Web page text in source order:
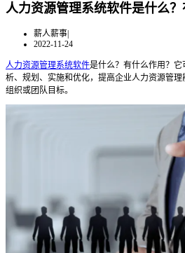
人力资源管理系统软件是什么？
薪人薪事|
2022-11-24
人力资源管理系统软件是什么？有什么作用？
析、规划、实施和优化，提高企业人力资源管
组织或团队目标。